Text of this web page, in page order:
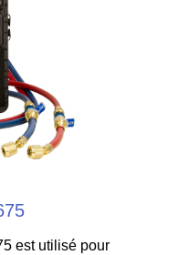
est utilisé pour